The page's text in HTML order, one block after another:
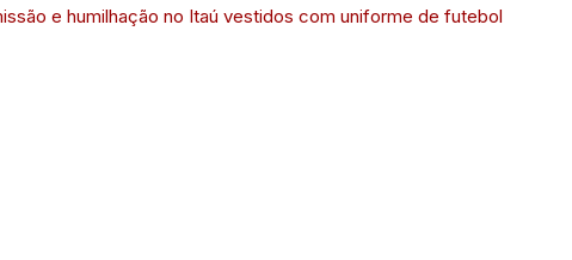
e humilhação no Itaú vestidos com uniforme de futebol